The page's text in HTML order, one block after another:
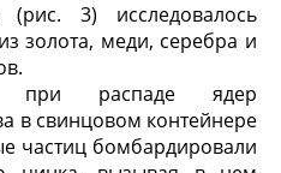
3) исследовалось
золота, меди, серебра и
при распаде ядер
в свинцовом контейнере
частиц бомбардировали